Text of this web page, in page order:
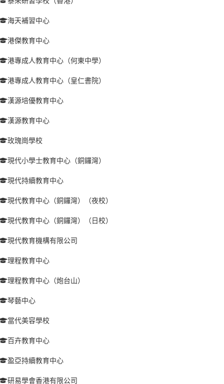
海天補習中心
港傑教育中心
港專成人教育中心（何東中學）
港專成人教育中心（皇仁書院）
漢源培優教育中心
漢源教育中心
玫瑰崗學校
現代小學士教育中心（銅鑼灣）
現代持續教育中心
現代教育中心（銅鑼灣）（夜校）
現代教育中心（銅鑼灣）（日校）
現代教育機構有限公司
理程教育中心
理程教育中心（炮台山）
琴藝中心
當代美容學校
百卉教育中心
盈亞持續教育中心
研易學會香港有限公司